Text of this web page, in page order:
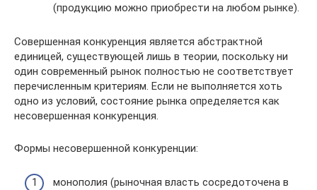
(продукцию можно приобрести на любом рынке).
Совершенная конкуренция является абстрактной
единицей, существующей лишь в теории, поскольку ни
один современный рынок полностью не соответствует
перечисленным критериям. Если не выполняется хоть
одно из условий, состояние рынка определяется как
несовершенная конкуренция.
Формы несовершенной конкуренции:
монополия (рыночная власть сосредоточена в